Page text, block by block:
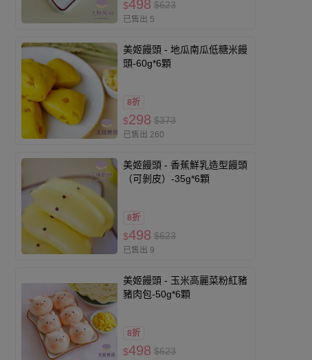
$498 $623
已售出 5
美姬饅頭 - 地瓜南瓜低糖米饅
頭-60g*6顆
8折
$298 $373
已售出 260
美姬饅頭 - 香蕉鮮乳造型饅頭
（可剝皮）-35g*6顆
8折
$498 $623
已售出 9
美姬饅頭 - 玉米高麗菜粉紅豬
豬肉包-50g*6顆
8折
$498 $623